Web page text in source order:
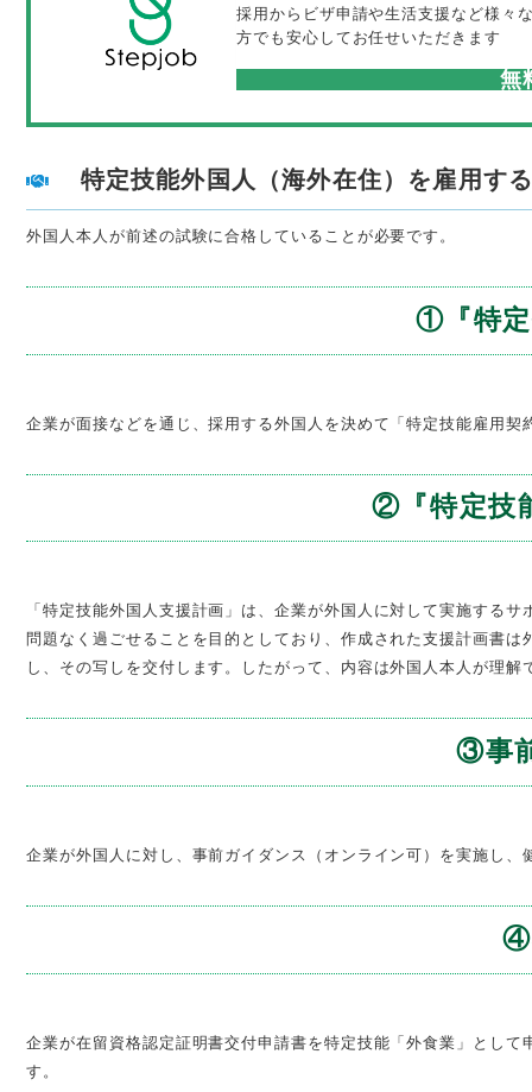
採用からビザ申請や生活支援など様々
方でも安心してお任せいただきます
無
特定技能外国人（海外在住）を雇用す
外国人本人が前述の試験に合格していることが必要です。
①『特定
企業が面接などを通じ、採用する外国人を決めて「特定技能雇用契
②『特定技
「特定技能外国人支援計画」は、企業が外国人に対して実施する
問題なく過ごせることを目的としており、作成された支援計画書
し、その写しを交付します。したがって、内容は外国人本人が理
③事
企業が外国人に対し、事前ガイダンス（オンライン可）を実施し
④
企業が在留資格認定証明書交付申請書を特定技能「外食業」とし
す。